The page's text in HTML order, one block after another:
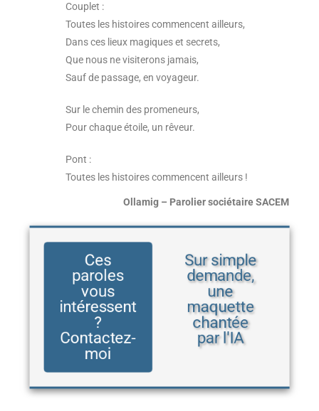
Couplet :
Toutes les histoires commencent ailleurs,
Dans ces lieux magiques et secrets,
Que nous ne visiterons jamais,
Sauf de passage, en voyageur.
Sur le chemin des promeneurs,
Pour chaque étoile, un rêveur.
Pont :
Toutes les histoires commencent ailleurs !
Ollamig – Parolier sociétaire SACEM
Ces
paroles
vous
intéressent
?
Contactez-
moi
Sur simple
demande,
une
maquette
chantée
par l'IA